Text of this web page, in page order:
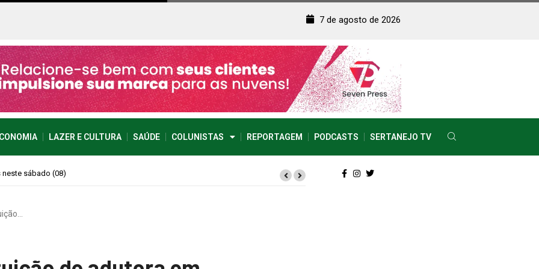
7 de agosto de 2026
LAZER E CULTURA SAÚDE COLUNISTAS REPORTAGEM PODCASTS SERTANEJO TV
imprevisível